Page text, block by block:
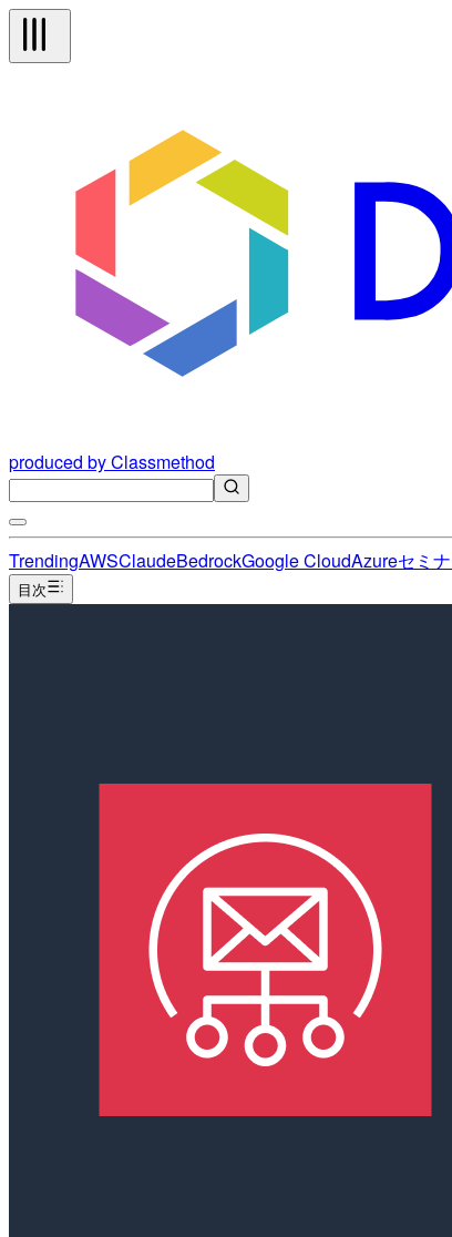
produced by Classmethod
TrendingAWSClaudeBedrockGoogle CloudAzureセミ
目次